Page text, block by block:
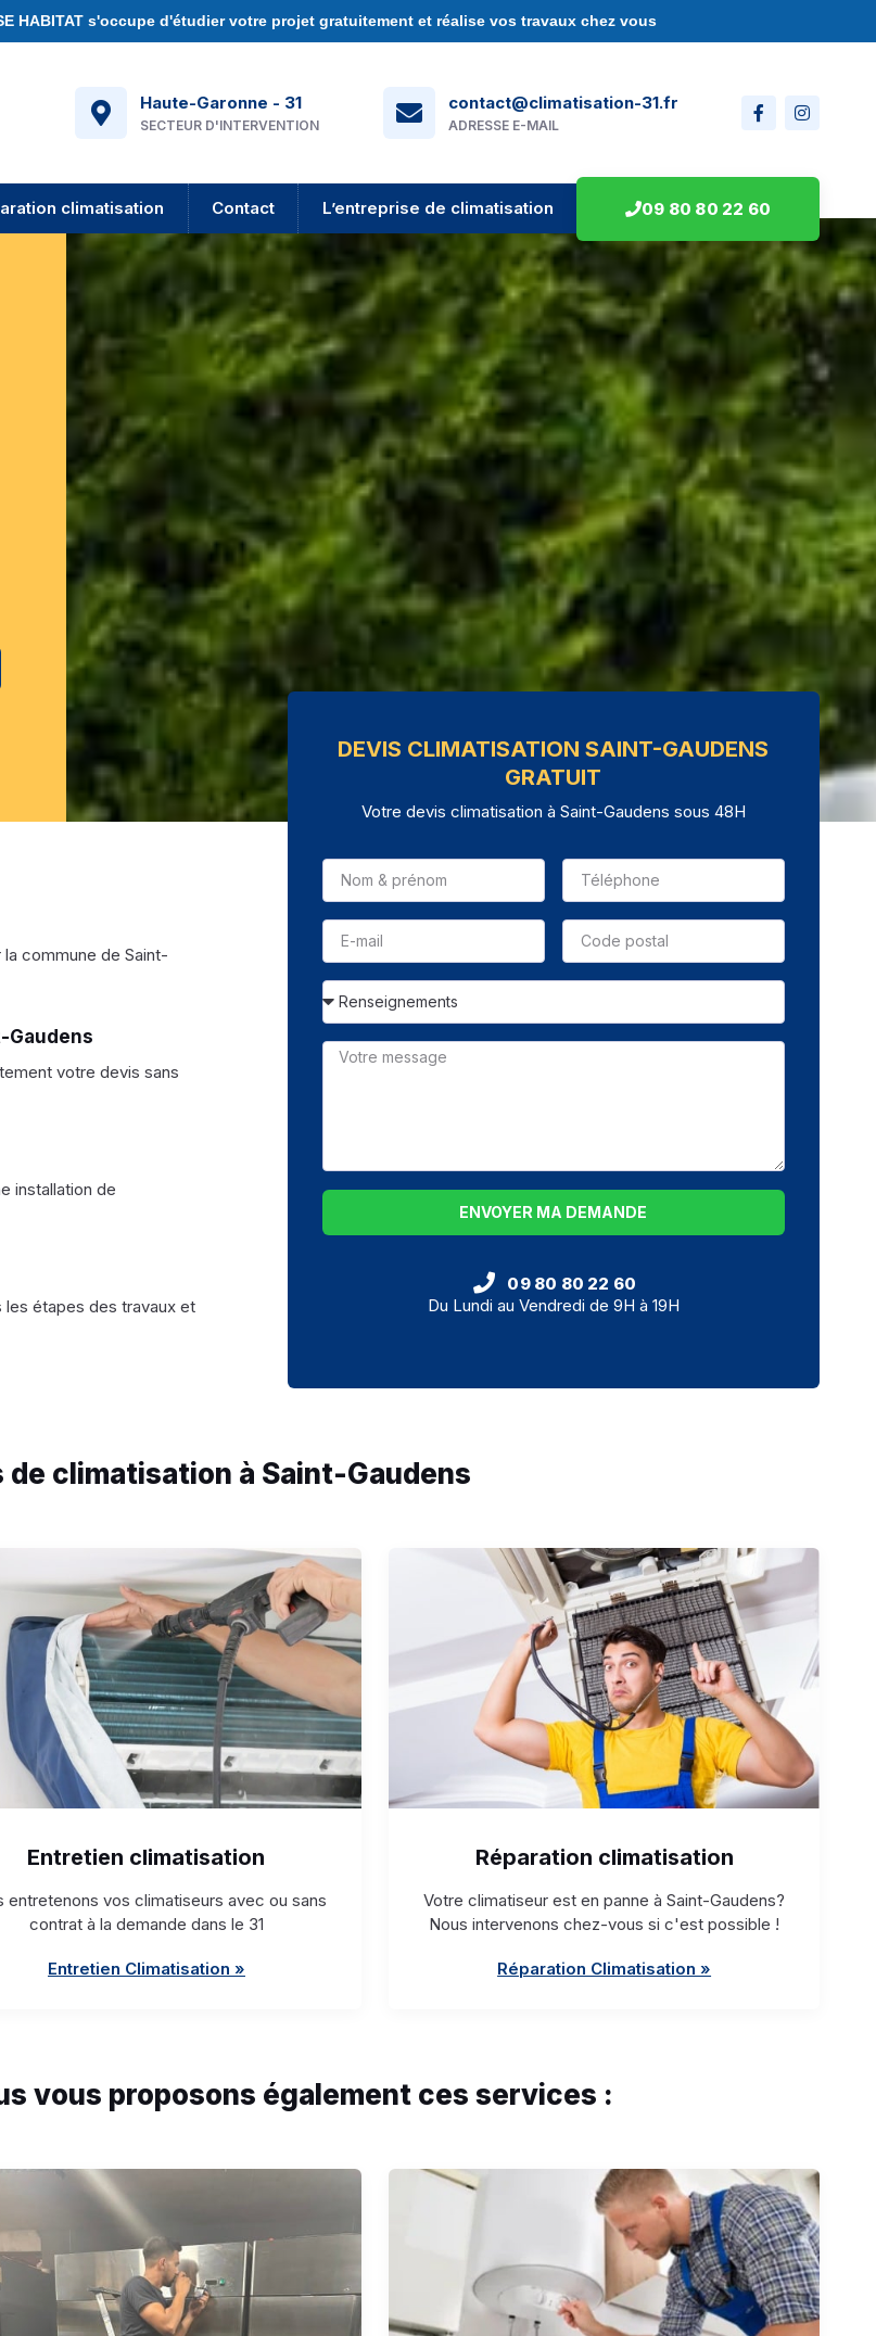
HABITAT s'occupe d'étudier votre projet gratuitement et réalise vos travaux chez vous
Haute-Garonne - 31
SECTEUR D'INTERVENTION
contact@climatisation-31.fr
ADRESSE E-MAIL
climatisation Contact L’entreprise de climatisation 09 80 80 22 60
commune de Saint-
Gaudens
votre devis sans
installation de
étapes des travaux et
DEVIS CLIMATISATION SAINT-GAUDENS
GRATUIT
Votre devis climatisation à Saint-Gaudens sous 48H
ENVOYER MA DEMANDE
09 80 80 22 60
Du Lundi au Vendredi de 9H à 19H
de climatisation à Saint-Gaudens
Entretien climatisation
entretenons vos climatiseurs avec ou sans
contrat à la demande dans le 31
Entretien Climatisation »
Réparation climatisation
Votre climatiseur est en panne à Saint-Gaudens?
Nous intervenons chez-vous si c'est possible !
Réparation Climatisation »
vous proposons également ces services :